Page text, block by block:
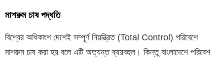
মাশরুম চাষ পদ্ধতি
বিশ্বের অধিকাংশ দেশেই সম্পূর্ণ নিয়ন্ত্রিত (Total Control) পরিবেশে
মাশরুম চাষ করা হয় বলে এটি অত্যন্ত ব্যয়বহুল। কিন্তু বাংলাদেশে পরিবেশ